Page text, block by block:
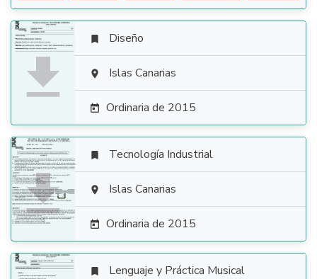

 Diseño
 Islas Canarias
 Ordinaria de 2015

 Tecnología Industrial
 Islas Canarias
 Ordinaria de 2015
 Lenguaje y Práctica Musical